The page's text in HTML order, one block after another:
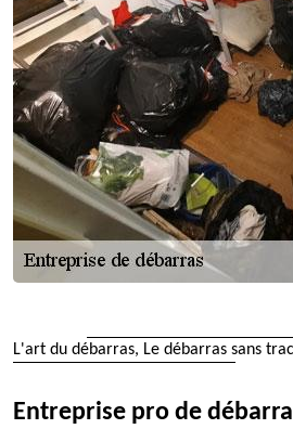
L'art du débarras, Le débarras sans
Entreprise pro de